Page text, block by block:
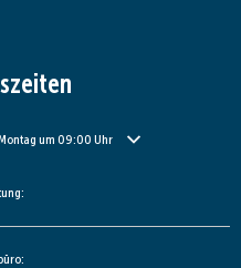
Schließzeiten auszublenden
um 09:00 Uhr